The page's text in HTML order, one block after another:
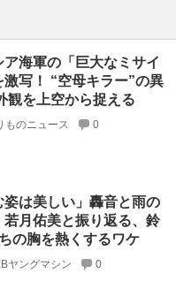
ア海軍の「巨大なミサイ
激写！ “空母キラー”の異
観を上空から捉える
ものニュース 0
姿は美しい」轟音と雨の
若月佑美と振り返る、鈴
の胸を熱くするワケ
ヤングマシン 0